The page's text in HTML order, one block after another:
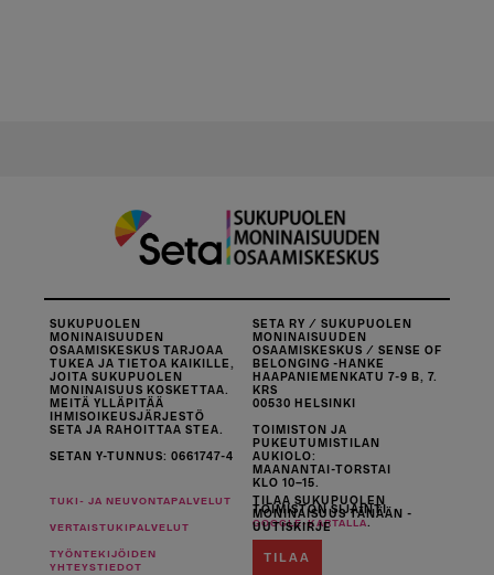
SUKUPUOLEN
MONINAISUUDEN
OSAAMISKESKUS TARJOAA
TUKEA JA TIETOA KAIKILLE,
JOITA SUKUPUOLEN
MONINAISUUS KOSKETTAA.
MEITÄ YLLÄPITÄÄ
IHMISOIKEUSJÄRJESTÖ
SETA JA RAHOITTAA STEA.
SETAN Y-TUNNUS: 0661747-4
SETA RY / SUKUPUOLEN
MONINAISUUDEN
OSAAMISKESKUS / SENSE OF
BELONGING -HANKE
HAAPANIEMENKATU 7-9 B, 7.
KRS
00530 HELSINKI
TOIMISTON JA
PUKEUTUMISTILAN
AUKIOLO:
MAANANTAI-TORSTAI
KLO 10–15.
TOIMISTON SIJAINTI
GOOGLE-KARTALLA
TUKI- JA NEUVONTAPALVELUT
VERTAISTUKIPALVELUT
TYÖNTEKIJÖIDEN
YHTEYSTIEDOT
TILAA SUKUPUOLEN
MONINAISUUS TÄNÄÄN -
UUTISKIRJE
TILAA